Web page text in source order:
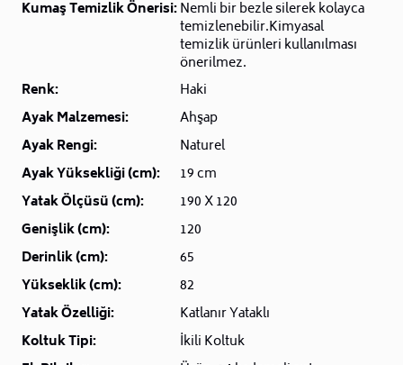
Kumaş Temizlik Önerisi:Nemli bir bezle silerek kolayca
temizlenebilir.Kimyasal
temizlik ürünleri kullanılması
önerilmez.
Renk:
Haki
Ayak Malzemesi:
Ahşap
Ayak Rengi:
Naturel
Ayak Yüksekliği (cm):
19 cm
Yatak Ölçüsü (cm):
190 X 120
Genişlik (cm):
120
Derinlik (cm):
65
Yükseklik (cm):
82
Yatak Özelliği:
Katlanır Yataklı
Koltuk Tipi:
İkili Koltuk